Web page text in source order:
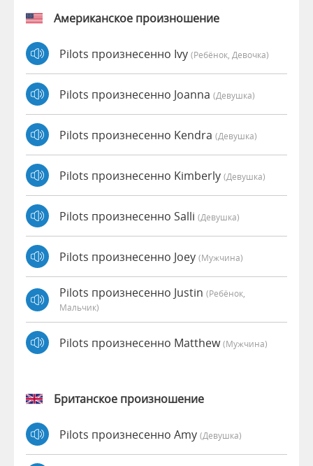
Американское произношение
Pilots произнесенно Ivy (Ребёнок, Девочка)
Pilots произнесенно Joanna (девушка)
Pilots произнесенно Kendra (девушка)
Pilots произнесенно Kimberly (девушка)
Pilots произнесенно Salli (девушка)
Pilots произнесенно Joey (мужчина)
Pilots произнесенно Justin (Ребёнок,
Мальчик)
Pilots произнесенно Matthew(мужчина)
Британское произношение
Pilots произнесенно Amy (девушка)